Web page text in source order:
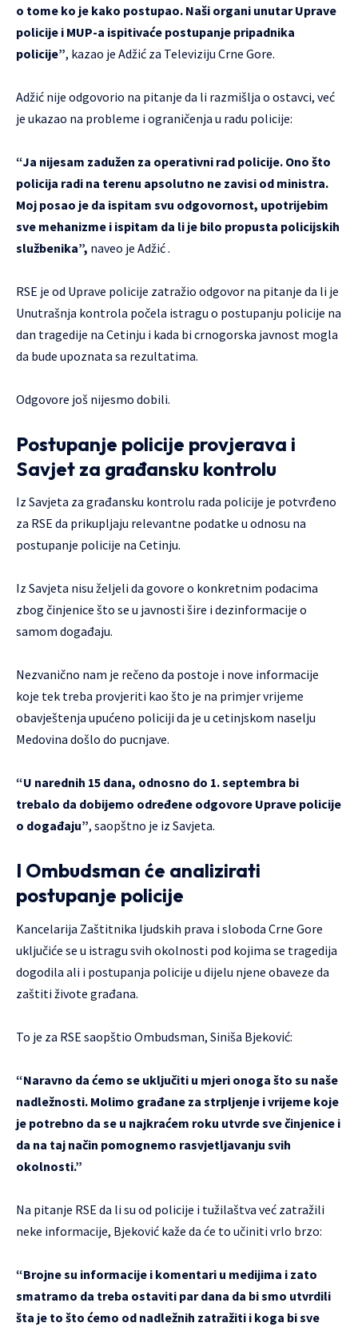
o tome ko je kako postupao. Naši organi unutar Uprave
policije i MUP-a ispitivaće postupanje pripadnika
policije”, kazao je Adžić za Televiziju Crne Gore.
Adžić nije odgovorio na pitanje da li razmišlja o ostavci, već
je ukazao na probleme i ograničenja u radu policije:
“Ja nijesam zadužen za operativni rad policije. Ono što
policija radi na terenu apsolutno ne zavisi od ministra.
Moj posao je da ispitam svu odgovornost, upotrijebim
sve mehanizme i ispitam da li je bilo propusta policijskih
službenika”, naveo je Adžić .
RSE je od Uprave policije zatražio odgovor na pitanje da li je
Unutrašnja kontrola počela istragu o postupanju policije na
dan tragedije na Cetinju i kada bi crnogorska javnost mogla
da bude upoznata sa rezultatima.
Odgovore još nijesmo dobili.
Postupanje policije provjerava i
Savjet za građansku kontrolu
Iz Savjeta za građansku kontrolu rada policije je potvrđeno
za RSE da prikupljaju relevantne podatke u odnosu na
postupanje policije na Cetinju.
Iz Savjeta nisu željeli da govore o konkretnim podacima
zbog činjenice što se u javnosti šire i dezinformacije o
samom događaju.
Nezvanično nam je rečeno da postoje i nove informacije
koje tek treba provjeriti kao što je na primjer vrijeme
obavještenja upućeno policiji da je u cetinjskom naselju
Medovina došlo do pucnjave.
“U narednih 15 dana, odnosno do 1. septembra bi
trebalo da dobijemo određene odgovore Uprave policije
o događaju”, saopštno je iz Savjeta.
I Ombudsman će analizirati
postupanje policije
Kancelarija Zaštitnika ljudskih prava i sloboda Crne Gore
uključiće se u istragu svih okolnosti pod kojima se tragedija
dogodila ali i postupanja policije u dijelu njene obaveze da
zaštiti živote građana.
To je za RSE saopštio Ombudsman, Siniša Bjeković:
“Naravno da ćemo se uključiti u mjeri onoga što su naše
nadležnosti. Molimo građane za strpljenje i vrijeme koje
je potrebno da se u najkraćem roku utvrde sve činjenice i
da na taj način pomognemo rasvjetljavanju svih
okolnosti.”
Na pitanje RSE da li su od policije i tužilaštva već zatražili
neke informacije, Bjeković kaže da će to učiniti vrlo brzo:
“Brojne su informacije i komentari u medijima i zato
smatramo da treba ostaviti par dana da bi smo utvrdili
šta je to što ćemo od nadležnih zatražiti i koga bi sve